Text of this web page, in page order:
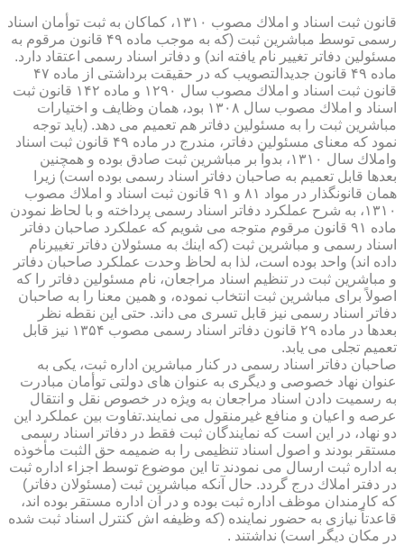
قانون ثبت اسناد و املاك مصوب ۱۳۱۰، كماكان به ثبت توأمان اسناد
رسمی توسط مباشرین ثبت (كه به موجب ماده ۴۹ قانون مرقوم به
مسئولین دفاتر تغییر نام یافته اند) و دفاتر اسناد رسمی اعتقاد دارد.
ماده ۴۹ قانون جدیدالتصویب كه در حقیقت برداشتی از ماده ۴۷
قانون ثبت اسناد و املاك مصوب سال ۱۲۹۰ و ماده ۱۴۲ قانون ثبت
اسناد و املاك مصوب سال ۱۳۰۸ بود، همان وظایف و اختیارات
مباشرین ثبت را به مسئولین دفاتر هم تعمیم می دهد. (باید توجه
نمود كه معنای مسئولین دفاتر، مندرج در ماده ۴۹ قانون ثبت اسناد
واملاك سال ۱۳۱۰، بدواً بر مباشرین ثبت صادق بوده و همچنین
بعدها قابل تعمیم به صاحبان دفاتر اسناد رسمی بوده است) زیرا
همان قانونگذار در مواد ۸۱ و ۹۱ قانون ثبت اسناد و املاك مصوب
۱۳۱۰، به شرح عملكرد دفاتر اسناد رسمی پرداخته و با لحاظ نمودن
ماده ۹۱ قانون مرقوم متوجه می شویم كه عملكرد صاحبان دفاتر
اسناد رسمی و مباشرین ثبت (كه اینك به مسئولان دفاتر تغییرنام
داده اند) واحد بوده است، لذا به لحاظ وحدت عملكرد صاحبان دفاتر
و مباشرین ثبت در تنظیم اسناد مراجعان، نام مسئولین دفاتر را كه
اصولاً برای مباشرین ثبت انتخاب نموده، و همین معنا را به صاحبان
دفاتر اسناد رسمی نیز قابل تسری می داند. حتی این نقطه نظر
بعدها در ماده ۲۹ قانون دفاتر اسناد رسمی مصوب ۱۳۵۴ نیز قابل
تعمیم تجلی می یابد.
صاحبان دفاتر اسناد رسمی در كنار مباشرین اداره ثبت، یكی به
عنوان نهاد خصوصی و دیگری به عنوان های دولتی توأمان مبادرت
به رسمیت دادن اسناد مراجعان به ویژه در خصوص نقل و انتقال
عرصه و اعیان و منافع غیرمنقول می نمایند.تفاوت بین عملكرد این
دو نهاد، در این است كه نمایندگان ثبت فقط در دفاتر اسناد رسمی
مستقر بودند و اصول اسناد تنظیمی را به ضمیمه حق الثبت مأخوذه
به اداره ثبت ارسال می نمودند تا این موضوع توسط اجزاء اداره ثبت
در دفتر املاك درج گردد. حال آنكه مباشرین ثبت (مسئولان دفاتر)
كه كارمندان موظف اداره ثبت بوده و در آن اداره مستقر بوده اند،
قاعدتاً نیازی به حضور نماینده (كه وظیفه اش كنترل اسناد ثبت شده
در مكان دیگر است) نداشتند .